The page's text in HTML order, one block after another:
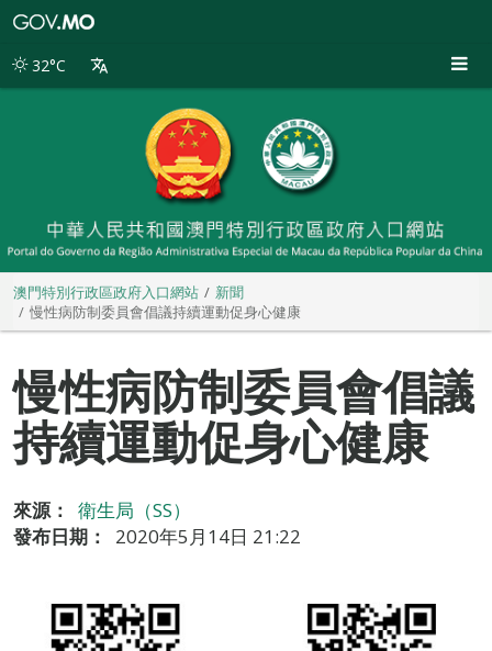
別
32°C
澳門特別行政區政府入口網站
新聞
慢性病防制委員會倡議持續運動促身心健康
慢性病防制委員會倡議
持續運動促身心健康
來源：
衛生局（SS）
發布日期：
2020年5月14日 21:22